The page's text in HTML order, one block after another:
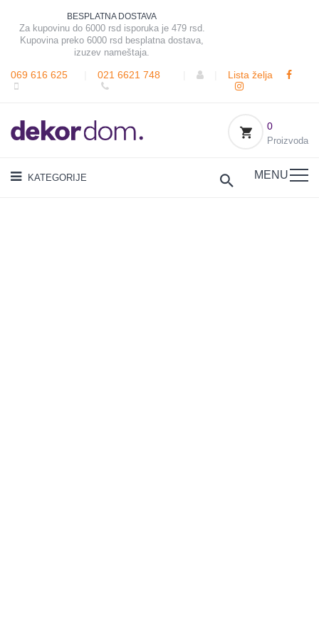
BESPLATNA DOSTAVA
Za kupovinu do 6000 rsd isporuka je 479 rsd.
Kupovina preko 6000 rsd besplatna dostava,
izuzev nameštaja.
069 616 625 021 6621 748 Lista želja
0
Proizvoda
KATEGORIJE MENU